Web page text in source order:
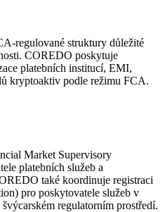
regulované struktury důležité
COREDO poskytuje
platebních institucí, EMI,
kryptoaktiv podle režimu FCA.
Market Supervisory
platebních služeb a
také koordinuje registraci
pro poskytovatele služeb v
regulatorním prostředí.